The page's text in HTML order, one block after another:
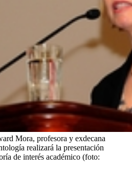
Mora, profesora y exdecana
realizará la presentación
de interés académico (foto: